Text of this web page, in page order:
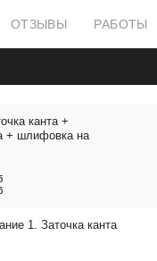
ОТЗЫВЫ РАБОТЫ
канта +
+ шлифовка на
1. Заточка канта